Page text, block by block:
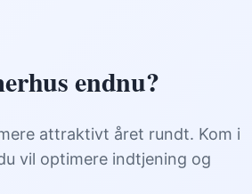
endnu?
attraktivt året rundt. Kom i
vil optimere indtjening og